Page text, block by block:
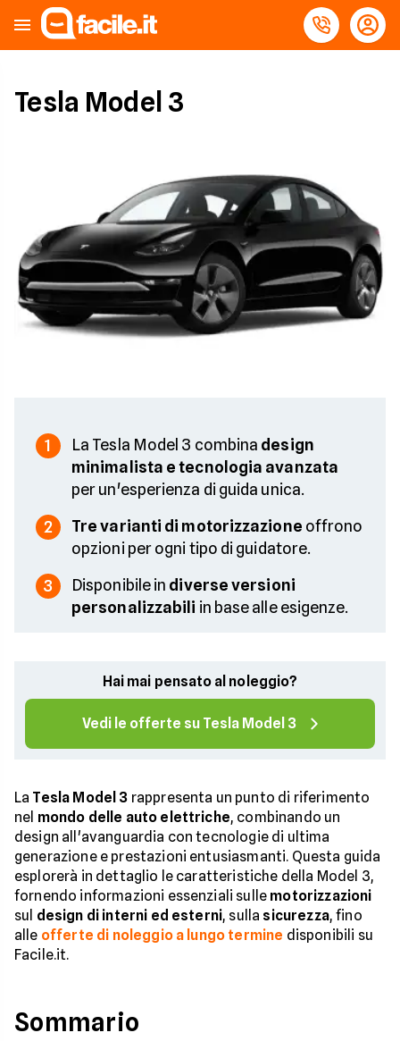
Tesla Model 3
1 La Tesla Model 3 combina design
minimalista e tecnologia avanzata
per un'esperienza di guida unica.
2 Tre varianti di motorizzazione offrono
opzioni per ogni tipo di guidatore.
3 Disponibile in diverse versioni
personalizzabili in base alle esigenze.
Hai mai pensato al noleggio?
Vedi le offerte su Tesla Model 3
La Tesla Model 3 rappresenta un punto di riferimento
nel mondo delle auto elettriche, combinando un
design all'avanguardia con tecnologie di ultima
generazione e prestazioni entusiasmanti. Questa guida
esplorerà in dettaglio le caratteristiche della Model 3,
fornendo informazioni essenziali sulle motorizzazioni
sul design di interni ed esterni, sulla sicurezza, fino
alle offerte di noleggio a lungo termine disponibili su
Facile.it.
Sommario